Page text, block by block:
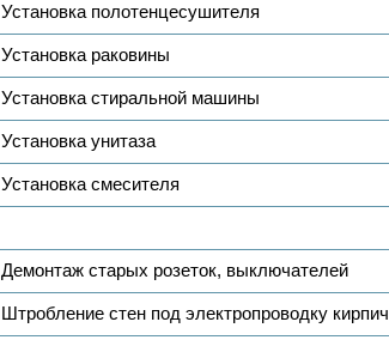
Установка полотенцесушителя
Установка раковины
Установка стиральной машины
Установка унитаза
Установка смесителя
Демонтаж старых розеток, выключателей
Штробление стен под электропроводку кирпич